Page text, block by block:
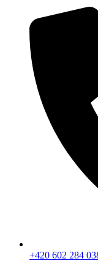
+420 602 284